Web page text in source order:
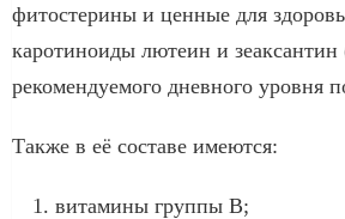
фитостерины и ценные для
каротиноиды лютеин и зеаксантин
рекомендуемого дневного уровня
Также в её составе имеются:
витамины группы В;